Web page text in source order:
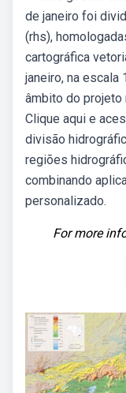
de janeiro foi
(rhs),
cartográfica
janeiro, na escala
âmbito do projeto
Clique aqui e
divisão
regiões
combinando
personalizado.
For more